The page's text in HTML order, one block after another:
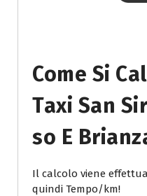
Come Si
Taxi San
So E
Il calcolo viene
quindi Tempo/km!